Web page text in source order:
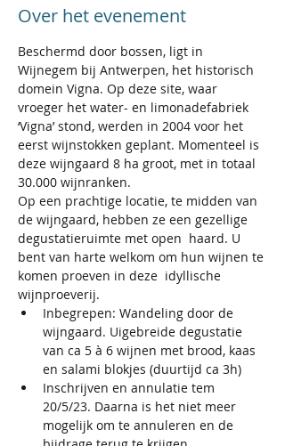
Over het evenement
Beschermd door bossen, ligt in
Wijnegem bij Antwerpen, het historisch
domein Vigna. Op deze site, waar
vroeger het water- en limonadefabriek
‘Vigna’ stond, werden in 2004 voor het
eerst wijnstokken geplant. Momenteel is
deze wijngaard 8 ha groot, met in totaal
30.000 wijnranken.
Op een prachtige locatie, te midden van
de wijngaard, hebben ze een gezellige
degustatieruimte met open  haard. U
bent van harte welkom om hun wijnen te
komen proeven in deze  idyllische
wijnproeverij.
Inbegrepen: Wandeling door de
wijngaard. Uigebreide degustatie
van ca 5 à 6 wijnen met brood, kaas
en salami blokjes (duurtijd ca 3h)
Inschrijven en annulatie tem
20/5/23. Daarna is het niet meer
mogelijk om te annuleren en de